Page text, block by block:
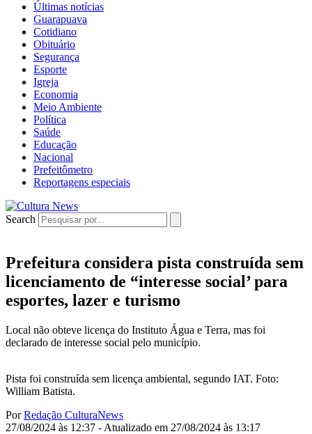
Últimas notícias
Guarapuava
Cotidiano
Obituário
Segurança
Esporte
Igreja
Economia
Meio Ambiente
Política
Saúde
Educação
Nacional
Prefeitômetro
Reportagens especiais
Search
Prefeitura considera pista construída sem
licenciamento de “interesse social’ para
esportes, lazer e turismo
Local não obteve licença do Instituto Água e Terra, mas foi
declarado de interesse social pelo município.
Pista foi construída sem licença ambiental, segundo IAT. Foto:
William Batista.
PorRedação CulturaNews
27/08/2024 às 12:37 - Atualizado em 27/08/2024 às 13:17